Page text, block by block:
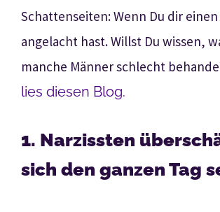
Schattenseiten: Wenn Du dir
angelacht hast. Willst Du wissen,
manche Männer schlecht
lies diesen Blog.
1. Narzissten
sich den ganzen Tag